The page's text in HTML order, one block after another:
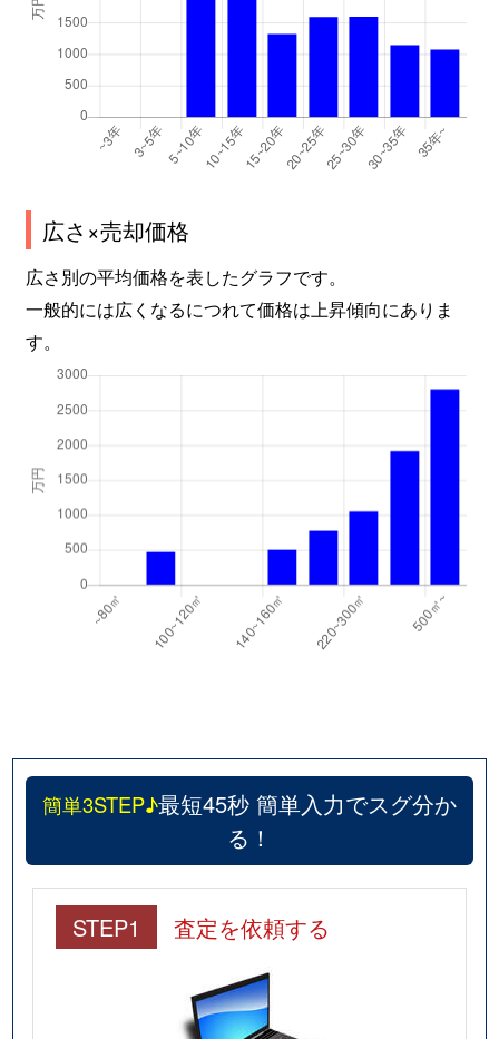
広さ×売却価格
広さ別の平均価格を表したグラフです。
一般的には広くなるにつれて価格は上昇傾向にありま
す。
簡単3STEP♪最短45秒 簡単入力でスグ分か
る！
STEP1 査定を依頼する